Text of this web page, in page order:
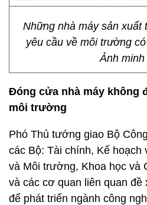
Những nhà máy sản xuất
yêu cầu về môi trường
Ảnh minh
Đóng cửa nhà máy không
môi trường
Phó Thủ tướng giao Bộ
các Bộ: Tài chính, Kế
và Môi trường, Khoa học và
và các cơ quan liên quan đề
để phát triển ngành công